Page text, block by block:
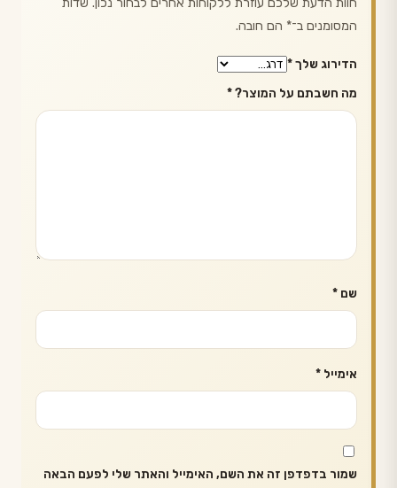
המסומנים ב־* הם חובה.
הדירוג שלך*
מה חשבתם על המוצר?*
שם *
אימייל *
שמור בדפדפן זה את השם, האימייל והאתר שלי לפעם הבאה